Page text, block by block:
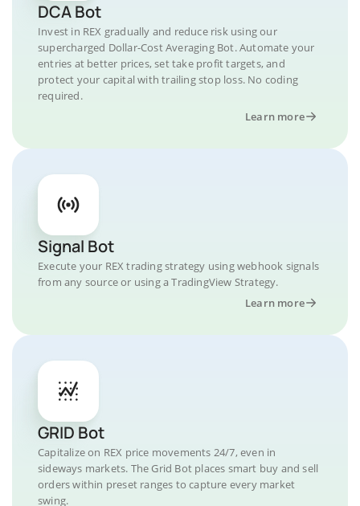
DCA Bot
Invest in REX gradually and reduce risk using our
supercharged Dollar-Cost Averaging Bot. Automate your
entries at better prices, set take profit targets, and
protect your capital with trailing stop loss. No coding
required.
Learn more
Signal Bot
Execute your REX trading strategy using webhook signals
from any source or using a TradingView Strategy.
Learn more
GRID Bot
Capitalize on REX price movements 24/7, even in
sideways markets. The Grid Bot places smart buy and sell
orders within preset ranges to capture every market
swing.